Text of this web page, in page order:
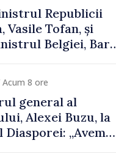
Republicii
Vasile Tofan, și
Belgiei, Bart
european
Moldova.
Acum 8 ore
general al
Alexei Buzu, la
„Avem